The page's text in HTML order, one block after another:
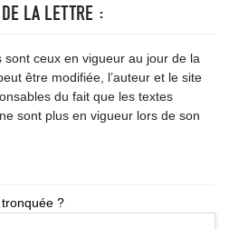
LA LETTRE :
sont ceux en vigueur au jour de la
être modifiée, l’auteur et le site
du fait que les textes
sont plus en vigueur lors de son
?